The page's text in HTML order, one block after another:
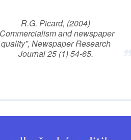
R.G. Picard, (2004)
and newspaper
quality”, Newspaper Research
Journal 25 (1) 54-65.